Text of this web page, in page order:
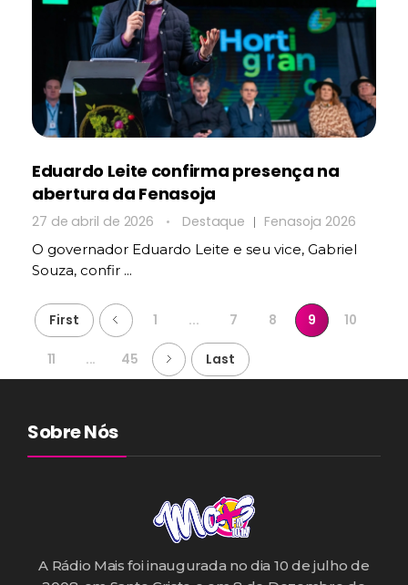
Eduardo Leite confirma presença na
abertura da Fenasoja
27 de abril de 2026 Destaque Fenasoja 2026
O governador Eduardo Leite e seu vice, Gabriel
Souza, confir ...
First 1 ... 7 8 9 10
11 ... 45 Last
Sobre Nós
A Rádio Mais foi inaugurada no dia 10 de julho de